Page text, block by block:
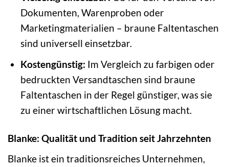
Dokumenten, Warenproben oder
Marketingmaterialien – braune Faltentaschen
sind universell einsetzbar.
Kostengünstig: Im Vergleich zu farbigen oder
bedruckten Versandtaschen sind braune
Faltentaschen in der Regel günstiger, was sie
zu einer wirtschaftlichen Lösung macht.
Blanke: Qualität und Tradition seit Jahrzehnten
Blanke ist ein traditionsreiches Unternehmen,